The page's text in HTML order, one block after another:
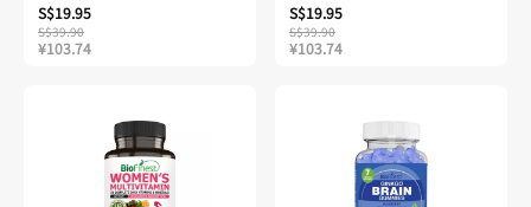
S$19.95
S$39.90
¥103.74
S$19.95
S$39.90
¥103.74